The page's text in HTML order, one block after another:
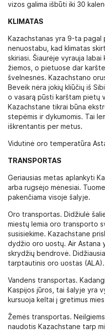
vizos galima išbūti iki 30
KLIMATAS
Kazachstanas yra 9-ta
nenuostabu, kad klimatas
skiriasi. Šiaurėje vyrauja
žiemos, o pietuose dar
švelnesnės. Kazachstano
Beveik nėra jokių kliūčių iš
o vasarą pūsti karštam pietų
Kazachstane tikrai būna
stepėmis ir dykumomis. Tai
iškrentantis per metus.
Vidutinė oro temperatūra
TRANSPORTAS
Geriausias metas aplankyti
arba rugsėjo mėnesiai.
pakenčiama visoje šalyje.
Oro transportas. Didžiulė
miestų lemia oro transporto
susisiekime. Kazachstane
dydžio oro uostų. Air Astana
skrydžių bendrovė.
tarptautinis oro uostas (ALA).
Vandens transportas.
Kaspijos jūros, tai šalyje yra
kursuoja keltai į gretimus
Žemės transportas.
naudotis Kazachstane tarp